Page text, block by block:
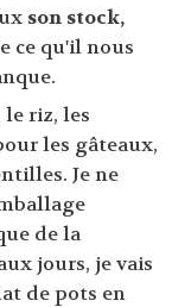
son stock,
ce qu'il nous
le riz, les
les gâteaux,
Je ne
de la
jours, je vais
de pots en